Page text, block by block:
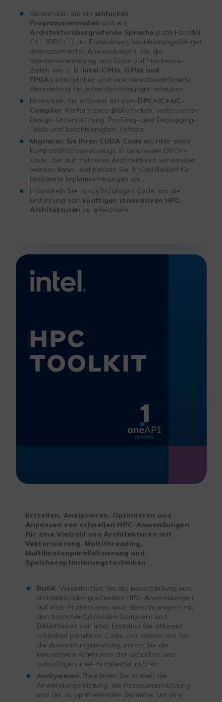
Verwenden Sie ein einfaches
Programmiermodell und ein
Architekturübergreifende Sprache Data Parallel
C++ (DPC++) zur Entwicklung hochleistungsfähiger,
datenzentrierter Anwendungen, die die
Wiederverwendung von Code auf Hardware-
Zielen wie z. B. Intel-CPUs, GPUs und
FPGAs ermöglichen und eine benutzerdefinierte
Abstimmung für jeden Beschleuniger erlauben.
Entwickeln Sie effizient mit dem DPC+/C++/C-
Compiler, Performance-Bibliotheken, verbesserter
Design-Unterstützung, Profiling- und Debugging-
Tools und beschleunigtem Python.
Migrieren Sie Ihren CUDA Code mit Hilfe eines
Kompatibilitätswerkzeugs in den neuen DPC++
Code, der auf mehreren Architekturen verwendet
werden kann, und passen Sie ihn bei Bedarf für
bestimmte Implementierungen an.
Entwickeln Sie zukunftsfähigen Code, um die
Einführung von künftigen innovativen HPC-
Architekturen zu erleichtern.
Erstellen, Analysieren, Optimieren und
Anpassen von schnellen HPC-Anwendungen
für eine Vielzahl von Architekturen mit
Vektorisierung, Multithreading,
Multiknotenparallelisierung und
Speicheroptimierungstechniken
Build. Vereinfachen Sie die Bereitstellung von
architekturübergreifenden HPC-Anwendungen
auf Intel-Prozessoren und -Beschleunigern mit
den branchenführenden Compilern und
Bibliotheken von Intel. Erstellen Sie effizient
schnellen parallelen Code und verbessern Sie
die Anwendungsleistung, indem Sie die
innovativen Funktionen der aktuellen und
zukünftigen Intel-Architektur nutzen.
Analysieren. Beurteilen Sie schnell die
Anwendungsleistung, die Ressourcennutzung
und die zu optimierenden Bereiche, um eine